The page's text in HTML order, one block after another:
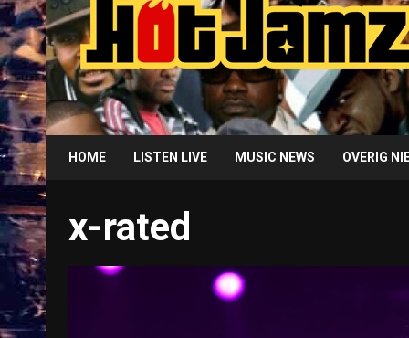
HOME LISTEN LIVE MUSIC NEWS OVERIG
x-rated